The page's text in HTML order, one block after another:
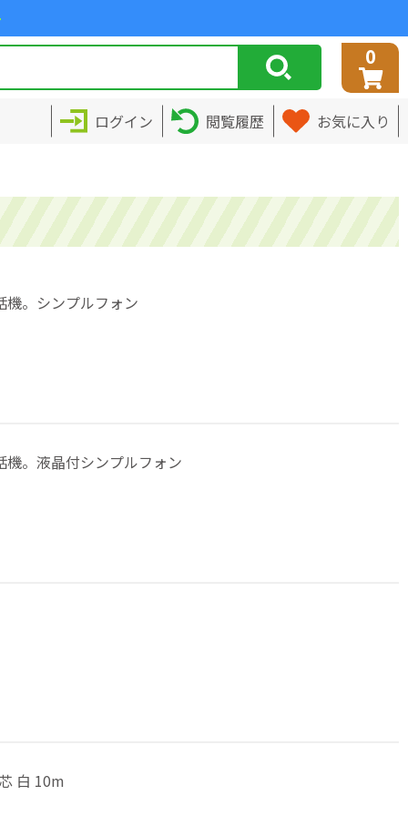
0
ログイン 閲覧履歴 お気に入り
機。シンプルフォン
。液晶付シンプルフォン
白 10m